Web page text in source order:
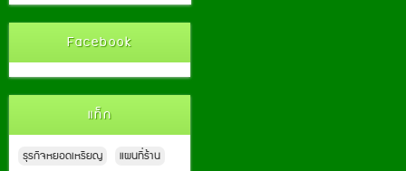
Facebook
แท็ก
ธุรกิจหยอดเหรียญ
แผนที่ร้าน